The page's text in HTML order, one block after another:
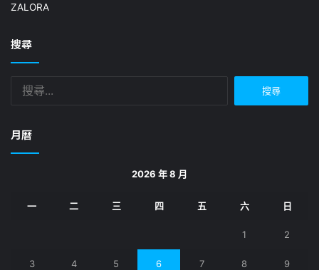
ZALORA
搜尋
月曆
2026 年 8 月
一 二 三 四 五 六 日
1 2
3 4 5 6 7 8 9